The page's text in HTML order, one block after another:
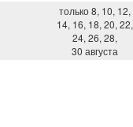
только 8, 10, 12,
14, 16, 18, 20, 22,
24, 26, 28,
30 августа